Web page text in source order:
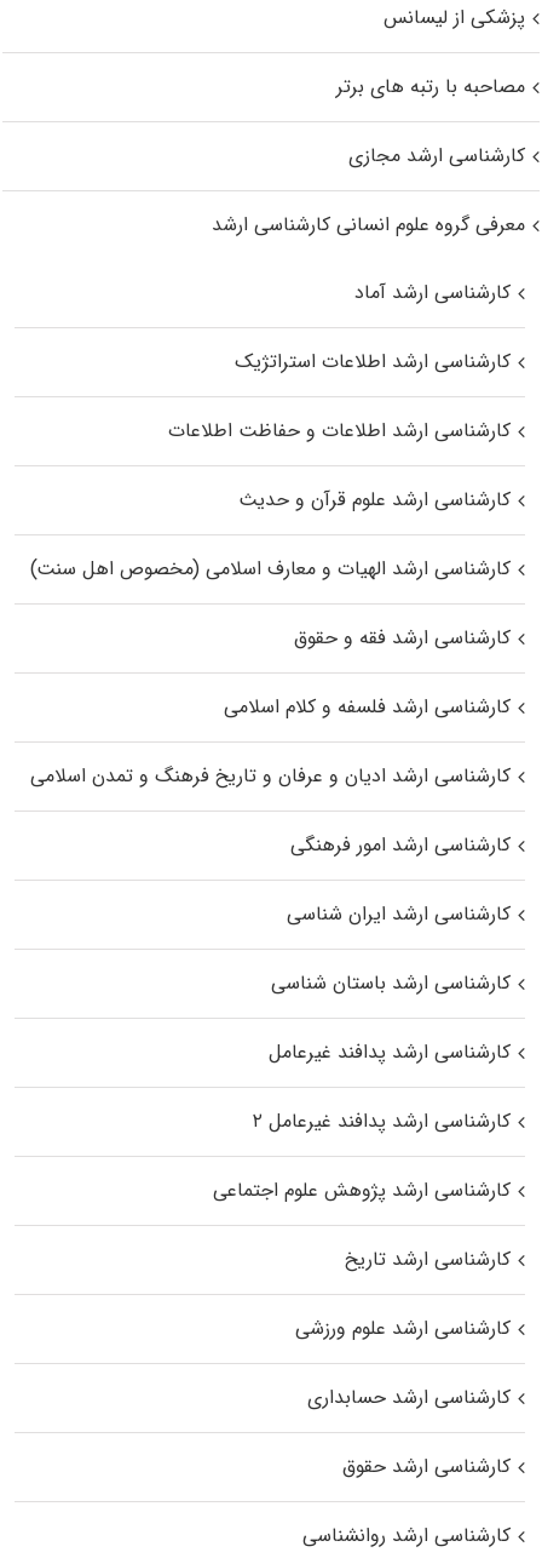
پزشکی از لیسانس
مصاحبه با رتبه های برتر
کارشناسی ارشد مجازی
معرفی گروه علوم انسانی کارشناسی ارشد
کارشناسی ارشد آماد
کارشناسی ارشد اطلاعات استراتژیک
کارشناسی ارشد اطلاعات و حفاظت اطلاعات
کارشناسی ارشد علوم قرآن و حدیث
کارشناسی ارشد الهیات و معارف اسلامی (مخصوص اهل سنت)
کارشناسی ارشد فقه و حقوق
کارشناسی ارشد فلسفه و کلام اسلامی
کارشناسی ارشد ادیان و عرفان و تاریخ فرهنگ و تمدن اسلامی
کارشناسی ارشد امور فرهنگی
کارشناسی ارشد ایران شناسی
کارشناسی ارشد باستان شناسی
کارشناسی ارشد پدافند غیرعامل
کارشناسی ارشد پدافند غیرعامل ۲
کارشناسی ارشد پژوهش علوم اجتماعی
کارشناسی ارشد تاریخ
کارشناسی ارشد علوم ورزشی
کارشناسی ارشد حسابداری
کارشناسی ارشد حقوق
کارشناسی ارشد روانشناسی